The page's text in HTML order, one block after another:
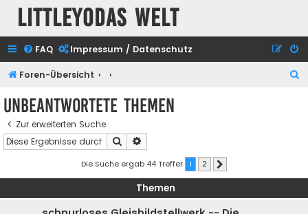
Littleyodas Welt
FAQ Impressum / Datenschutz
Foren-Übersicht
Unbeantwortete Themen
Zur erweiterten Suche
Suche
Die Suche ergab 44 Treffer 1 2
Themen